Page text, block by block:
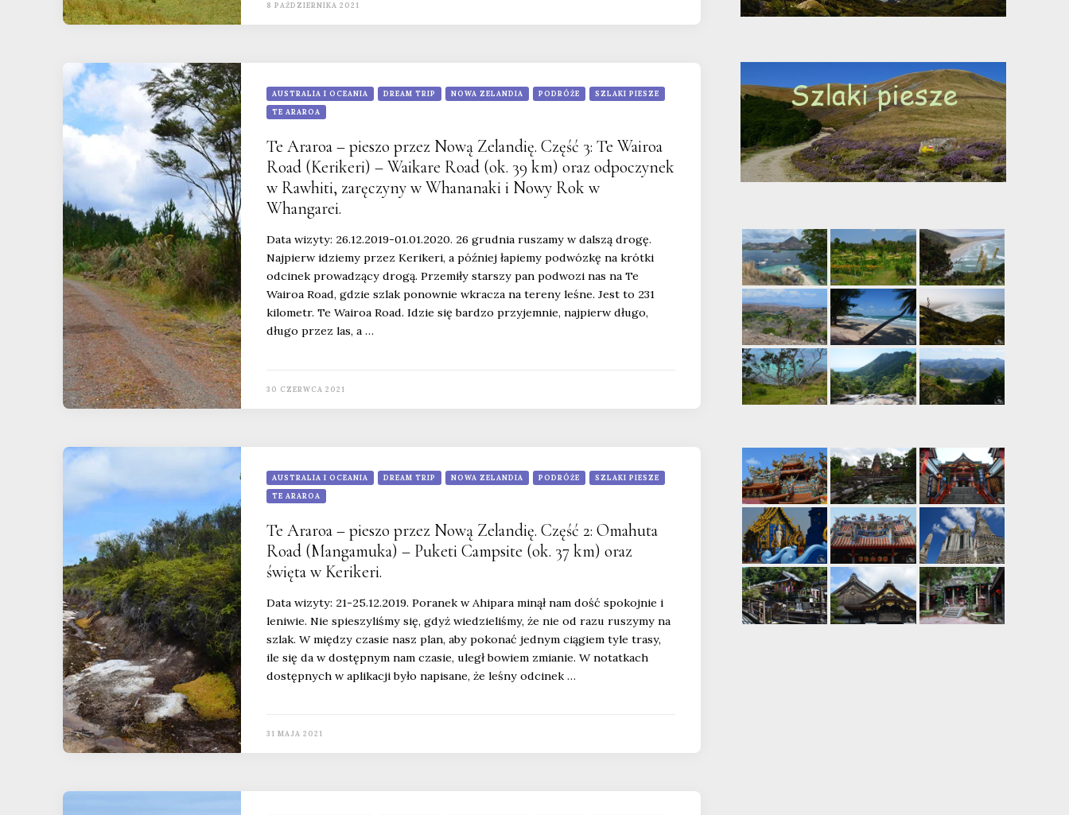
8 PAŹDZIERNIKA 2021
AUSTRALIA I OCEANIA DREAM TRIP NOWA ZELANDIA PODRÓŻE SZLAKI PIESZE
TE ARAROA
Te Araroa – pieszo przez Nową Zelandię. Część 3: Te Wairoa
Road (Kerikeri) – Waikare Road (ok. 39 km) oraz odpoczynek
w Rawhiti, zaręczyny w Whananaki i Nowy Rok w
Whangarei.
Data wizyty: 26.12.2019-01.01.2020. 26 grudnia ruszamy w dalszą drogę.
Najpierw idziemy przez Kerikeri, a później łapiemy podwózkę na krótki
odcinek prowadzący drogą. Przemiły starszy pan podwozi nas na Te
Wairoa Road, gdzie szlak ponownie wkracza na tereny leśne. Jest to 231
kilometr. Te Wairoa Road. Idzie się bardzo przyjemnie, najpierw długo,
długo przez las, a …
30 CZERWCA 2021
AUSTRALIA I OCEANIA DREAM TRIP NOWA ZELANDIA PODRÓŻE SZLAKI PIESZE
TE ARAROA
Te Araroa – pieszo przez Nową Zelandię. Część 2: Omahuta
Road (Mangamuka) – Puketi Campsite (ok. 37 km) oraz
święta w Kerikeri.
Data wizyty: 21-25.12.2019. Poranek w Ahipara minął nam dość spokojnie i
leniwie. Nie spieszyliśmy się, gdyż wiedzieliśmy, że nie od razu ruszymy na
szlak. W między czasie nasz plan, aby pokonać jednym ciągiem tyle trasy,
ile się da w dostępnym nam czasie, uległ bowiem zmianie. W notatkach
dostępnych w aplikacji było napisane, że leśny odcinek …
31 MAJA 2021